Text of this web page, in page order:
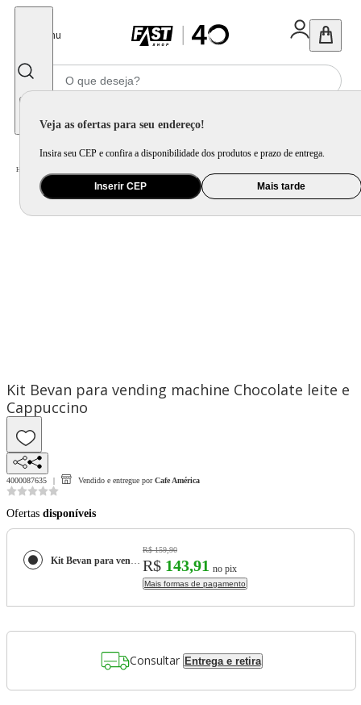
Menu
Veja as ofertas para seu endereço!
Insira seu CEP e confira a disponibilidade dos produtos e prazo de entrega.
Inserir CEP Mais tarde
Home
Kit Bevan para vending machine Chocolate leite e
Cappuccino
4000087635 Vendido e entregue por Cafe América
Ofertas disponíveis
Kit Bevan para vending machine Chocolate leite e Cappuccino
R$ 159,90
R$ 143,91 no pix
Mais formas de pagamento
Consultar Entrega e retira